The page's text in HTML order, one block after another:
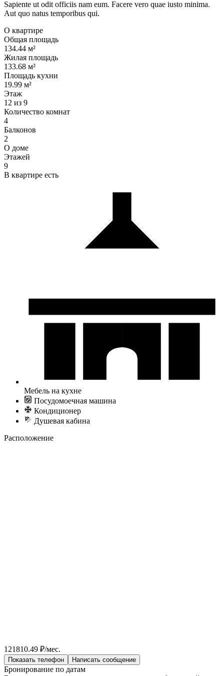
Sapiente ut odit officiis nam eum. Facere vero quae iusto minima.
Aut quo natus temporibus qui.
О квартире
Общая площадь
134.44 м²
Жилая площадь
133.68 м²
Площадь кухни
19.99 м²
Этаж
12 из 9
Количество комнат
4
Балконов
2
О доме
Этажей
9
В квартире есть
Мебель на кухне
Посудомоечная машина
Кондиционер
Душевая кабина
Расположение
121810.49 ₽/мес.
Показать телефон Написать сообщение
Бронирование по датам